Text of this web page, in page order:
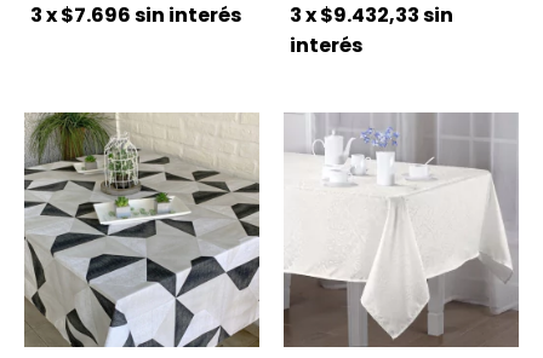
3x$7.696sin interés 3x$9.432,33sin
interés